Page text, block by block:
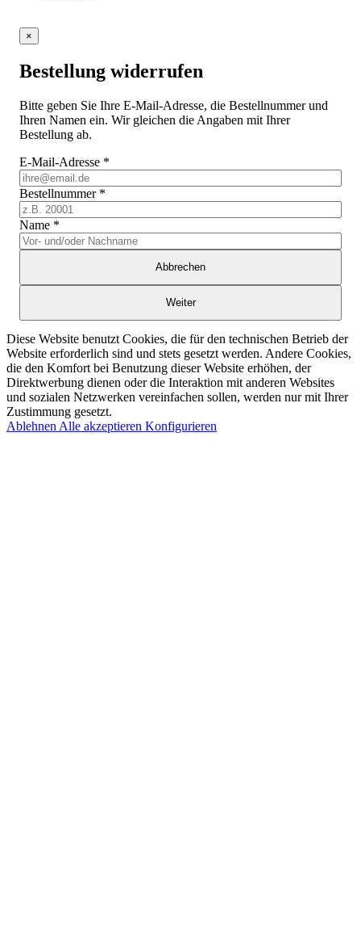
×
Bestellung widerrufen
Bitte geben Sie Ihre E-Mail-Adresse, die Bestellnummer und
Ihren Namen ein. Wir gleichen die Angaben mit Ihrer
Bestellung ab.
E-Mail-Adresse *
Bestellnummer *
Name *
Abbrechen
Weiter
Diese Website benutzt Cookies, die für den technischen Betrieb der
Website erforderlich sind und stets gesetzt werden. Andere Cookies,
die den Komfort bei Benutzung dieser Website erhöhen, der
Direktwerbung dienen oder die Interaktion mit anderen Websites
und sozialen Netzwerken vereinfachen sollen, werden nur mit Ihrer
Zustimmung gesetzt.
Ablehnen Alle akzeptieren Konfigurieren